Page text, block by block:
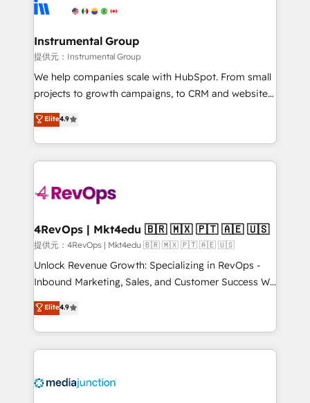
agency for a growth problem. Hire a partner built to
Elite Partners with 10+ years of HubSpot experience
Premier Partner 2023 🌟5 HubSpot Accreditations 🌟
Won HubSpot Theme Challenge 2021 🌟INBOUND’19
HubSpot Rising Star Why us? Harnessing the full
potential of the powerful HubSpot CRM. ✔️A team of
HubSpot experience ✔️Flexible pricing models —
Hourly-fee (assigned one Dedicated HubSpot
requirement). ✔️Helped over 25,000+ customers so
far with our HubSpot solutions. ✔️Bespoke apps &
on-demand bundle services. Connect with us today!
Instrumental Group
提供元：Instrumental Group
We help companies scale with HubSpot. From small
projects to growth campaigns, to CRM and websites.
Hire an agency that's experienced in every inch of
HubSpot and willing to work hand-in-hand with your
team to simplify the complex and build a better
experience for your team and customers.
Elite4.9
4RevOps | Mkt4edu 🇧🇷 🇲🇽 🇵🇹 🇦🇪 🇺🇸
提供元：4RevOps | Mkt4edu 🇧🇷 🇲🇽 🇵🇹 🇦🇪 🇺🇸
Unlock Revenue Growth: Specializing in RevOps -
Inbound Marketing, Sales, and Customer Success We
specialize in driving revenue growth for companies
across industries through tailored marketing, sales,
and customer success strategies, utilizing RevOps
methodologies. As Latin America's largest HubSpot
offer unparalleled insights. Operating in five
Elite4.9